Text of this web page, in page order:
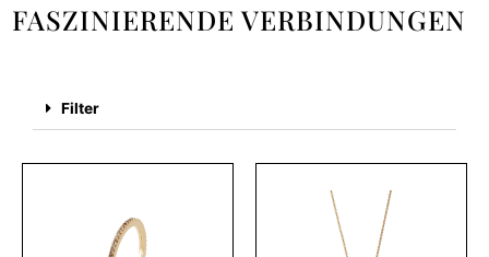
FASZINIERENDE VERBINDUNGEN
Filter